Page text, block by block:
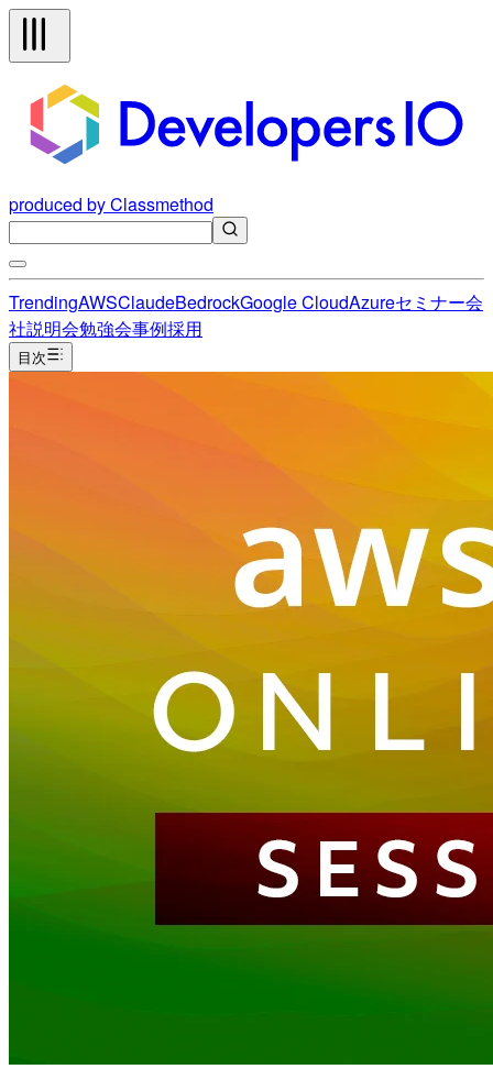
produced by Classmethod
TrendingAWSClaudeBedrockGoogle CloudAzureセミナー会
社説明会勉強会事例採用
目次